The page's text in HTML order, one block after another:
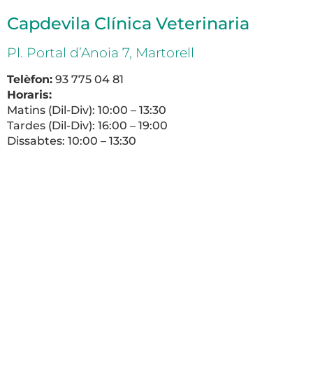
Capdevila Clínica Veterinaria
Pl. Portal d’Anoia 7, Martorell
Telèfon: 93 775 04 81
Horaris:
Matins (Dil-Div): 10:00 – 13:30
Tardes (Dil-Div): 16:00 – 19:00
Dissabtes: 10:00 – 13:30